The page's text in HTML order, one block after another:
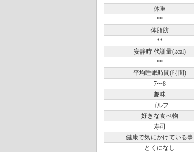
体重
**
体脂肪
**
安静時 代謝量(kcal)
**
平均睡眠時間(時間)
7〜8
趣味
ゴルフ
好きな食べ物
寿司
健康で気にかけている事
とくになし